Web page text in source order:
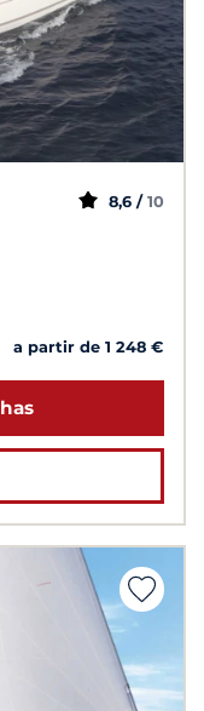
8,6 / 10
a partir de 1 248 €